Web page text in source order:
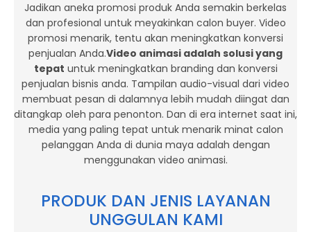
Jadikan aneka promosi produk Anda semakin berkelas
dan profesional untuk meyakinkan calon buyer. Video
promosi menarik, tentu akan meningkatkan konversi
penjualan Anda.Video animasi adalah solusi yang
tepat untuk meningkatkan branding dan konversi
penjualan bisnis anda. Tampilan audio-visual dari video
membuat pesan di dalamnya lebih mudah diingat dan
ditangkap oleh para penonton. Dan di era internet saat ini,
media yang paling tepat untuk menarik minat calon
pelanggan Anda di dunia maya adalah dengan
menggunakan video animasi.
PRODUK DAN JENIS LAYANAN
UNGGULAN KAMI